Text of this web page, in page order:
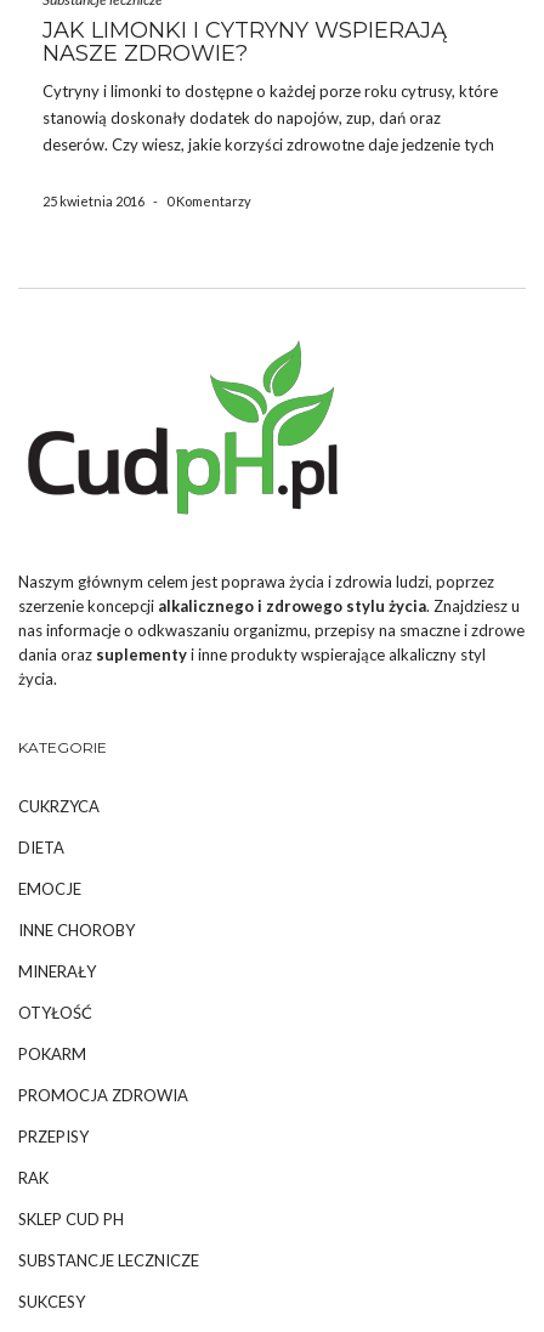
JAK LIMONKI I CYTRYNY WSPIERAJĄ
NASZE ZDROWIE?
Cytryny i limonki to dostępne o każdej porze roku cytrusy, które
stanowią doskonały dodatek do napojów, zup, dań oraz
deserów. Czy wiesz, jakie korzyści zdrowotne daje jedzenie tych
metabolizm, układ trawienny, układ krwionośny oraz wspomaga
25 kwietnia 2016 - 0 Komentarzy
Naszym głównym celem jest poprawa życia i zdrowia ludzi, poprzez
szerzenie koncepcji alkalicznego i zdrowego stylu życia. Znajdziesz u
nas informacje o odkwaszaniu organizmu, przepisy na smaczne i zdrowe
dania oraz suplementyi inne produkty wspierające alkaliczny styl
życia.
KATEGORIE
CUKRZYCA
DIETA
EMOCJE
INNE CHOROBY
MINERAŁY
OTYŁOŚĆ
POKARM
PROMOCJA ZDROWIA
PRZEPISY
RAK
SKLEP CUD PH
SUBSTANCJE LECZNICZE
SUKCESY